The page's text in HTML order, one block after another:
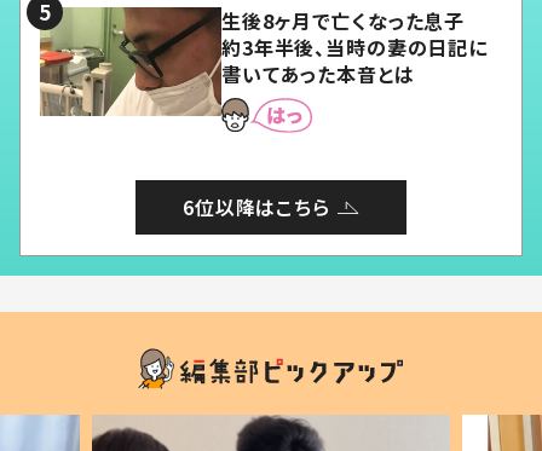
生後8ヶ月で亡くなった息子
約3年半後、当時の妻の日記に
書いてあった本音とは
6位以降はこちら